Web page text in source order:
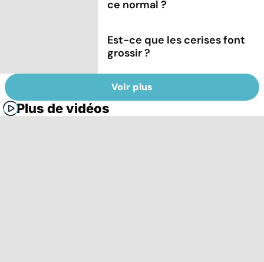
ce normal ?
Est-ce que les cerises font
grossir ?
Voir plus
Plus de vidéos